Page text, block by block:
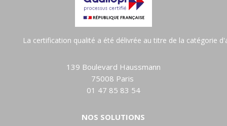
La certification qualité a été délivrée au titre de la catégorie
139 Boulevard Haussmann
75008 Paris
01 47 85 83 54
NOS SOLUTIONS